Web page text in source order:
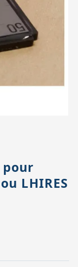
Têtes
pour
LHIRES